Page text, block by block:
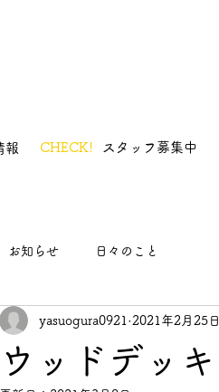
報 CHECK! スタッフ募集中
お知らせ 日々のこと
ウッドデッキ
yasuogura0921 2021年2月25日